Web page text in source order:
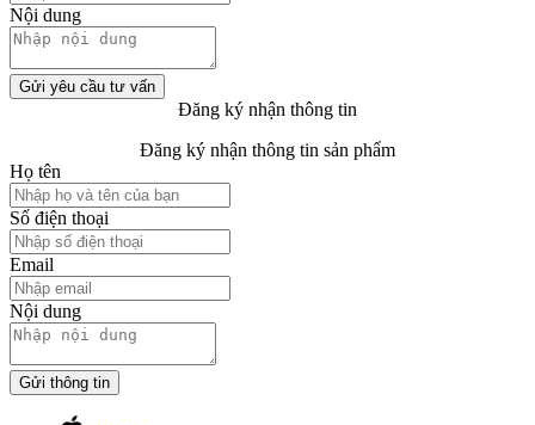
Nội dung
Gửi yêu cầu tư vấn
Đăng ký nhận thông tin
Đăng ký nhận thông tin sản phẩm
Họ tên
Số điện thoại
Email
Nội dung
Gửi thông tin